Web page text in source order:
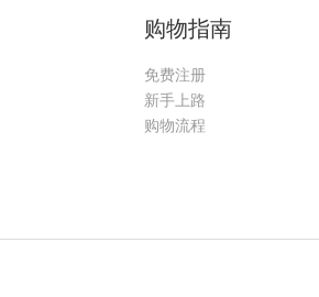
购物指南
免费注册
新手上路
购物流程